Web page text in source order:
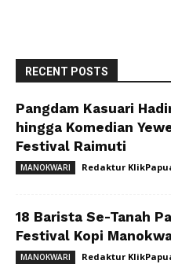
RECENT POSTS
Pangdam Kasuari
hingga Komedian
Festival Raimuti
MANOKWARI Redaktur
18 Barista Se-Tanah
Festival Kopi
MANOKWARI Redaktur